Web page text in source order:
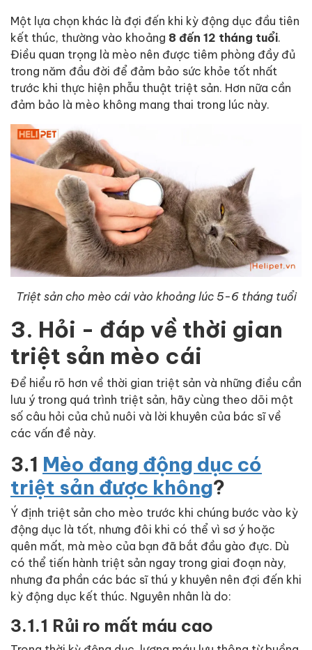
Một lựa chọn khác là đợi đến khi kỳ động dục đầu tiên
kết thúc, thường vào khoảng 8 đến 12 tháng tuổi
Điều quan trọng là mèo nên được tiêm phòng đầy đủ
trong năm đầu đời để đảm bảo sức khỏe tốt nhất
trước khi thực hiện phẫu thuật triệt sản. Hơn nữa cần
đảm bảo là mèo không mang thai trong lúc này.
Triệt sản cho mèo cái vào khoảng lúc 5-6 tháng tuổi
3. Hỏi - đáp về thời gian
triệt sản mèo cái
Để hiểu rõ hơn về thời gian triệt sản và những điều cần
lưu ý trong quá trình triệt sản, hãy cùng theo dõi một
số câu hỏi của chủ nuôi và lời khuyên của bác sĩ về
các vấn đề này.
3.1 Mèo đang động dục có
triệt sản được không?
Ý định triệt sản cho mèo trước khi chúng bước vào kỳ
động dục là tốt, nhưng đôi khi có thể vì sơ ý hoặc
quên mất, mà mèo của bạn đã bắt đầu gào đực. Dù
có thể tiến hành triệt sản ngay trong giai đoạn này,
nhưng đa phần các bác sĩ thú y khuyên nên đợi đến khi
kỳ động dục kết thúc. Nguyên nhân là do:
3.1.1 Rủi ro mất máu cao